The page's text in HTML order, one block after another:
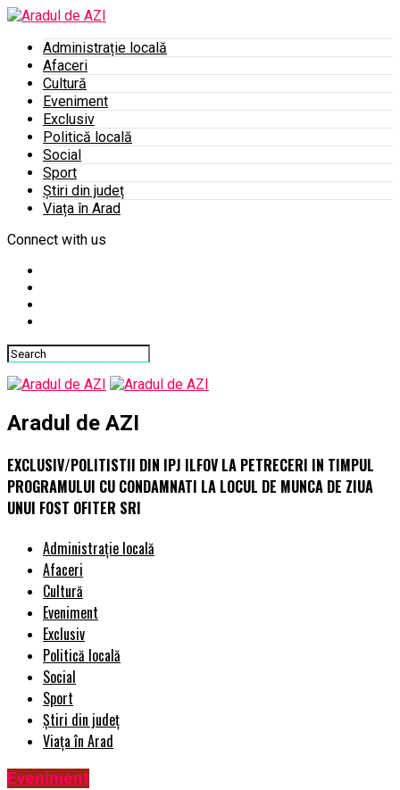
Administrație locală
Afaceri
Cultură
Eveniment
Exclusiv
Politică locală
Social
Sport
Știri din județ
Viața în Arad
Connect with us
Aradul de AZI
EXCLUSIV/POLITISTII DIN IPJ ILFOV LA PETRECERI IN TIMPUL
PROGRAMULUI CU CONDAMNATI LA LOCUL DE MUNCA DE ZIUA
UNUI FOST OFITER SRI
Administrație locală
Afaceri
Cultură
Eveniment
Exclusiv
Politică locală
Social
Sport
Știri din județ
Viața în Arad
Eveniment